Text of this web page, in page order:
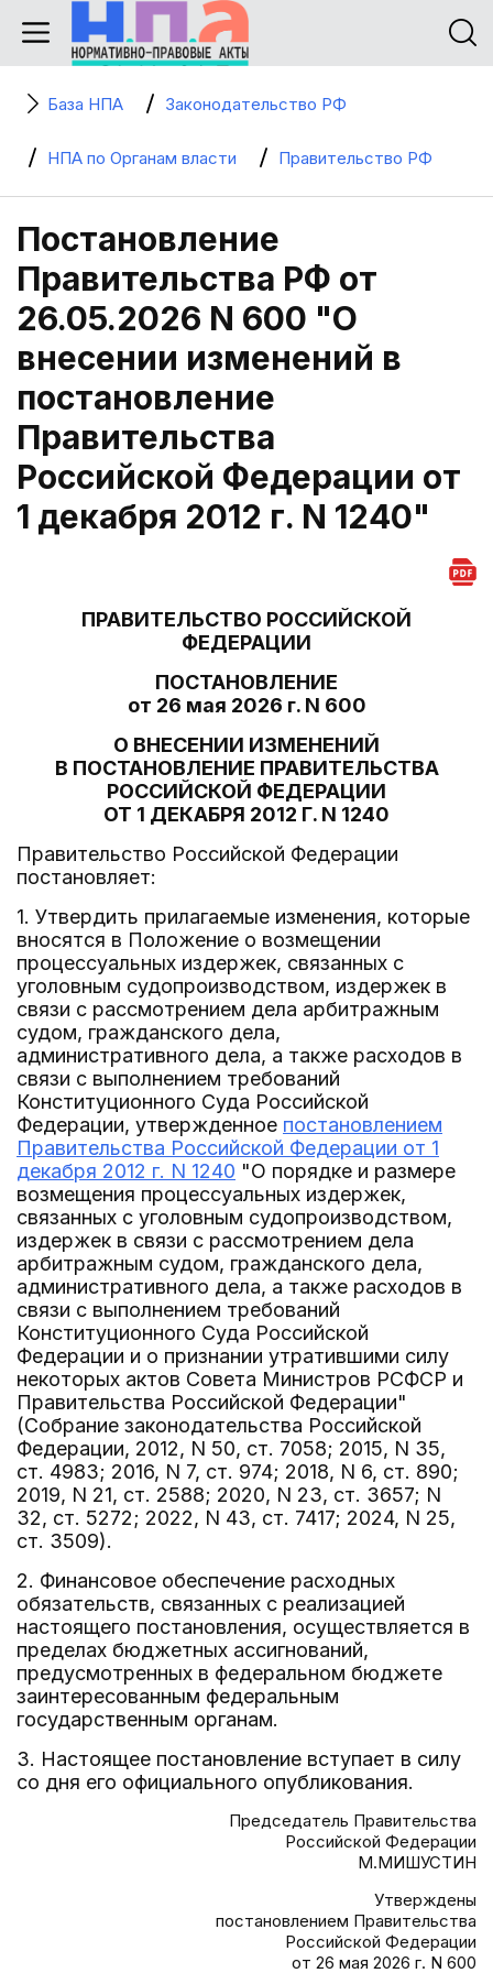
База НПА Законодательство РФ
НПА по Органам власти Правительство РФ
Постановление
Правительства РФ от
26.05.2026 N 600 "О
внесении изменений в
постановление
Правительства
Российской Федерации от
1 декабря 2012 г. N 1240"
ПРАВИТЕЛЬСТВО РОССИЙСКОЙ
ФЕДЕРАЦИИ
ПОСТАНОВЛЕНИЕ
от 26 мая 2026 г. N 600
О ВНЕСЕНИИ ИЗМЕНЕНИЙ
В ПОСТАНОВЛЕНИЕ ПРАВИТЕЛЬСТВА
РОССИЙСКОЙ ФЕДЕРАЦИИ
ОТ 1 ДЕКАБРЯ 2012 Г. N 1240
Правительство Российской Федерации
постановляет:
1. Утвердить прилагаемые изменения, которые
вносятся в Положение о возмещении
процессуальных издержек, связанных с
уголовным судопроизводством, издержек в
связи с рассмотрением дела арбитражным
судом, гражданского дела,
административного дела, а также расходов в
связи с выполнением требований
Конституционного Суда Российской
Федерации, утвержденное постановлением
Правительства Российской Федерации от 1
декабря 2012 г. N 1240 "О порядке и размере
возмещения процессуальных издержек,
связанных с уголовным судопроизводством,
издержек в связи с рассмотрением дела
арбитражным судом, гражданского дела,
административного дела, а также расходов в
связи с выполнением требований
Конституционного Суда Российской
Федерации и о признании утратившими силу
некоторых актов Совета Министров РСФСР и
Правительства Российской Федерации"
(Собрание законодательства Российской
Федерации, 2012, N 50, ст. 7058; 2015, N 35,
ст. 4983; 2016, N 7, ст. 974; 2018, N 6, ст. 890;
2019, N 21, ст. 2588; 2020, N 23, ст. 3657; N
32, ст. 5272; 2022, N 43, ст. 7417; 2024, N 25,
ст. 3509).
2. Финансовое обеспечение расходных
обязательств, связанных с реализацией
настоящего постановления, осуществляется в
пределах бюджетных ассигнований,
предусмотренных в федеральном бюджете
заинтересованным федеральным
государственным органам.
3. Настоящее постановление вступает в силу
со дня его официального опубликования.
Председатель Правительства
Российской Федерации
М.МИШУСТИН
Утверждены
постановлением Правительства
Российской Федерации
от 26 мая 2026 г. N 600